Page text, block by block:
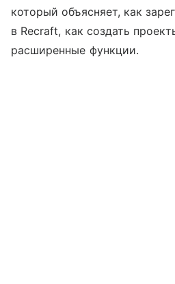
который объясняет, как
в Recraft, как создать
расширенные функции.